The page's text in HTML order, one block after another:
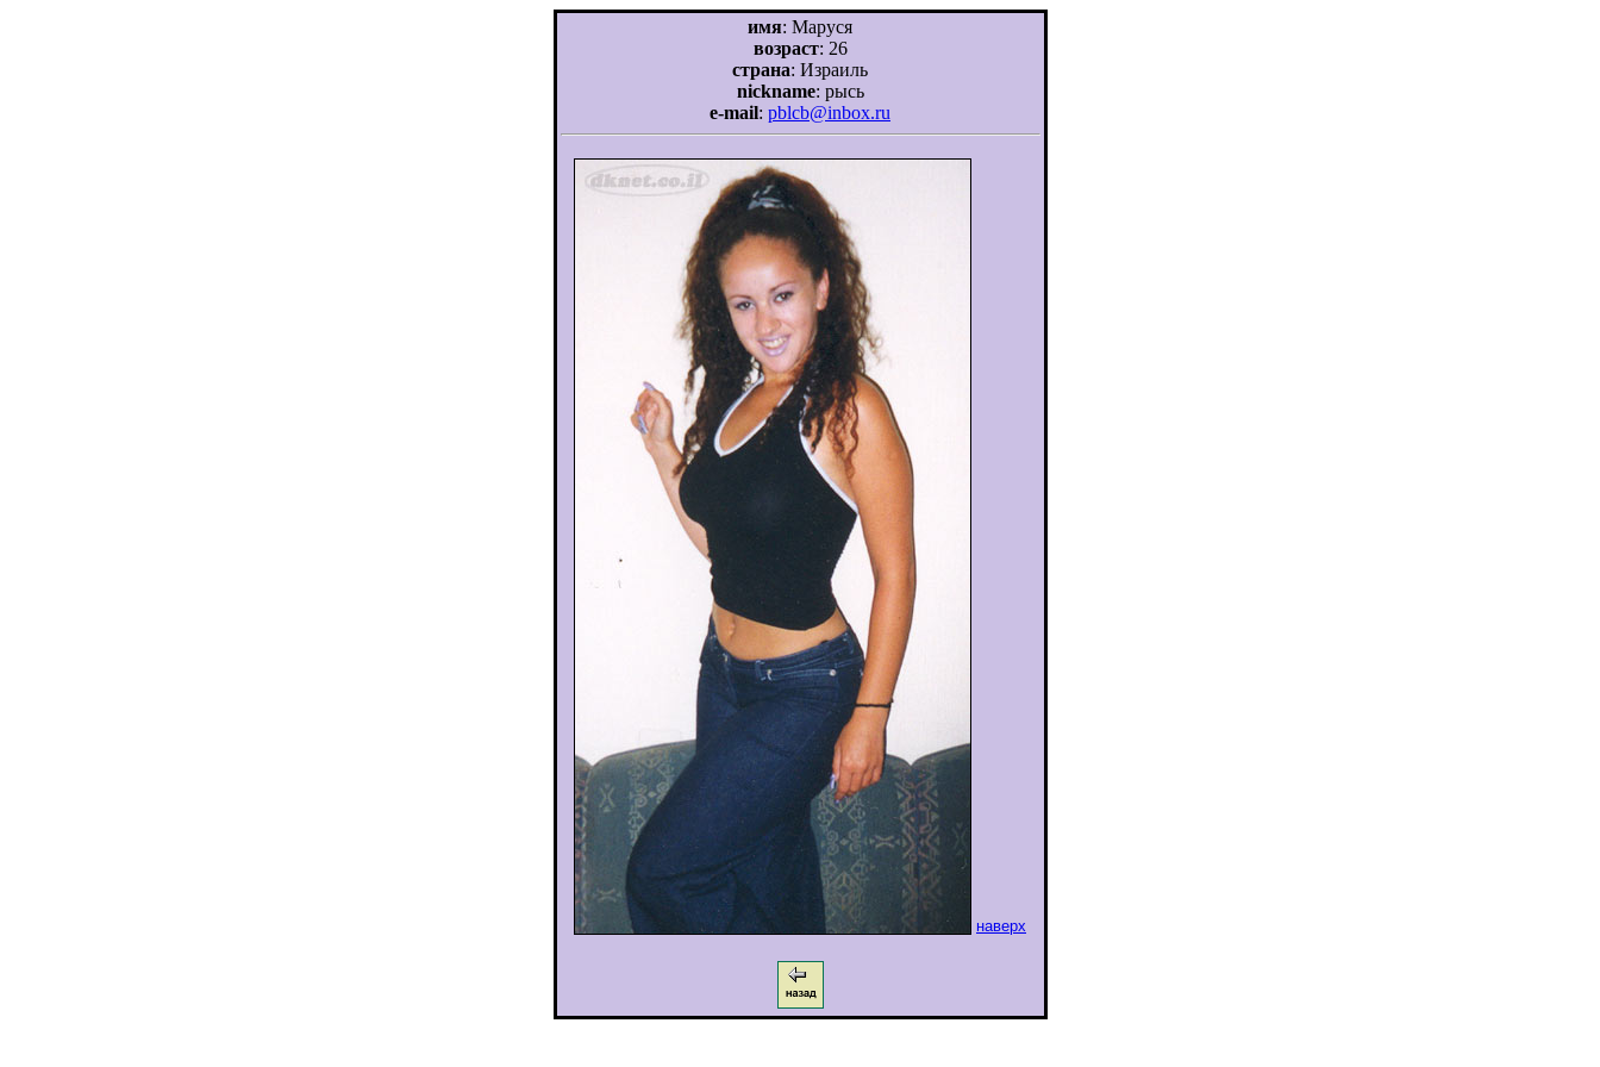
имя: Маруся
возраст: 26
страна: Израиль
nickname: рысь
e-mail: pblcb@inbox.ru
наверх